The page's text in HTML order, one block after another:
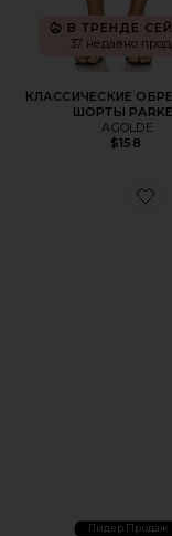
В ТРЕНДЕ
37 недавно
КЛАССИЧЕСКИЕ
ШОРТЫ
AGOLDE
$158
Лидер Продаж